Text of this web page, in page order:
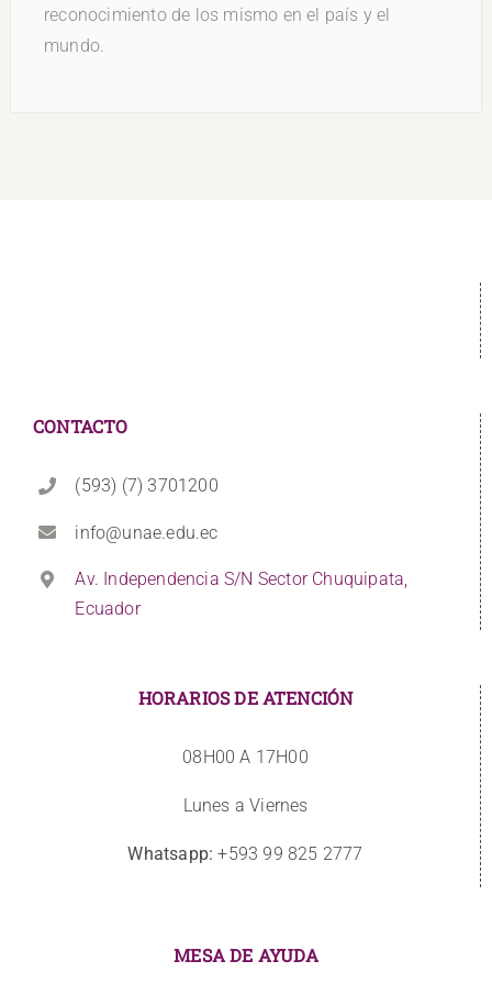
reconocimiento de los mismo en el país y el
mundo.
CONTACTO
(593) (7) 3701200
info@unae.edu.ec
Av. Independencia S/N Sector Chuquipata,
Ecuador
HORARIOS DE ATENCIÓN
08H00 A 17H00
Lunes a Viernes
Whatsapp: +593 99 825 2777
MESA DE AYUDA